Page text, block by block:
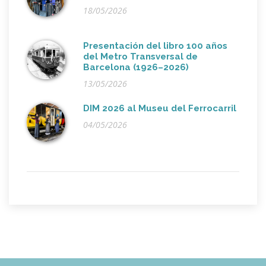
18/05/2026
Presentación del libro 100 años
del Metro Transversal de
Barcelona (1926–2026)
13/05/2026
DIM 2026 al Museu del Ferrocarril
04/05/2026